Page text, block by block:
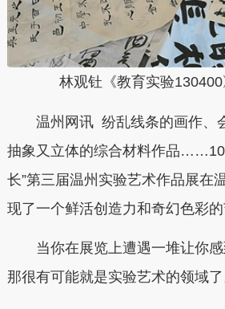
林观钍《教育实验130400
温州网讯 纷乱线条的画作、
抽象又立体的综合材料作品……10
长”第三届温州实验艺术作品展在
现了一个鲜活创造力和奇幻色彩的
当你在展览上遭遇一堆让你感
那很有可能就是实验艺术的领域了